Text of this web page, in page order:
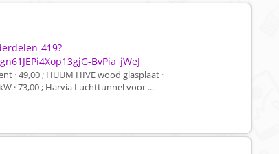
419?
BvPia_jWeJ
· 49,00 ; HUUM HIVE wood glasplaat ·
· 73,00 ; Harvia Luchttunnel voor ...